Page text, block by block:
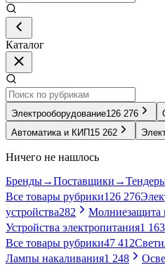
Каталог
Электрооборудование126 276
Автоматика и КИП 15 262
Ничего не нашлось
Бренды→Поставщики →
Все товары рубрики126 276
устройства282 Молниезащита
Устройства электропитания1 163
Все товары рубрики47 412
Лампы накаливания1 248